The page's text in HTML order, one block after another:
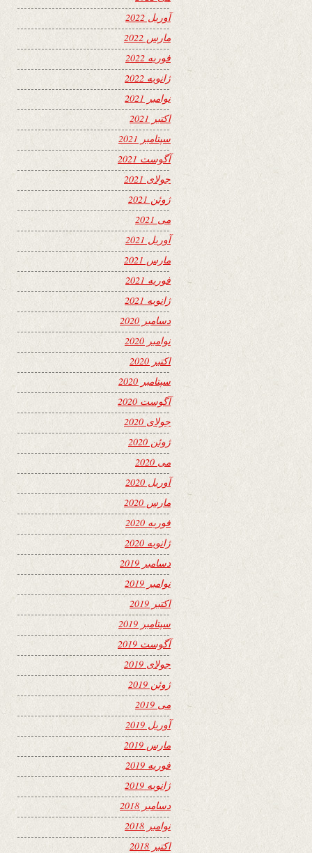
آوریل 2022
مارس 2022
فوریه 2022
ژانویه 2022
نوامبر 2021
اکتبر 2021
سپتامبر 2021
آگوست 2021
جولای 2021
ژوئن 2021
می 2021
آوریل 2021
مارس 2021
فوریه 2021
ژانویه 2021
دسامبر 2020
نوامبر 2020
اکتبر 2020
سپتامبر 2020
آگوست 2020
جولای 2020
ژوئن 2020
می 2020
آوریل 2020
مارس 2020
فوریه 2020
ژانویه 2020
دسامبر 2019
نوامبر 2019
اکتبر 2019
سپتامبر 2019
آگوست 2019
جولای 2019
ژوئن 2019
می 2019
آوریل 2019
مارس 2019
فوریه 2019
ژانویه 2019
دسامبر 2018
نوامبر 2018
اکتبر 2018